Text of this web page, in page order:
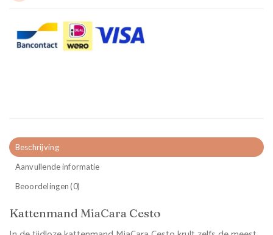
Beschrijving
Aanvullende informatie
Beoordelingen (0)
Kattenmand MiaCara Cesto